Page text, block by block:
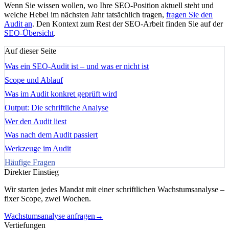
Wenn Sie wissen wollen, wo Ihre SEO-Position aktuell steht und
welche Hebel im nächsten Jahr tatsächlich tragen, fragen Sie den
Audit an. Den Kontext zum Rest der SEO-Arbeit finden Sie auf der
SEO-Übersicht.
Auf dieser Seite
Was ein SEO-Audit ist – und was er nicht ist
Scope und Ablauf
Was im Audit konkret geprüft wird
Output: Die schriftliche Analyse
Wer den Audit liest
Was nach dem Audit passiert
Werkzeuge im Audit
Häufige Fragen
Direkter Einstieg
Wir starten jedes Mandat mit einer schriftlichen Wachstumsanalyse –
fixer Scope, zwei Wochen.
Wachstumsanalyse anfragen →
Vertiefungen